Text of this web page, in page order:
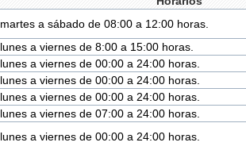
a sábado de 08:00 a 12:00 horas.
a viernes de 8:00 a 15:00 horas.
a viernes de 00:00 a 24:00 horas.
a viernes de 00:00 a 24:00 horas.
a viernes de 00:00 a 24:00 horas.
a viernes de 07:00 a 24:00 horas.
a viernes de 00:00 a 24:00 horas.